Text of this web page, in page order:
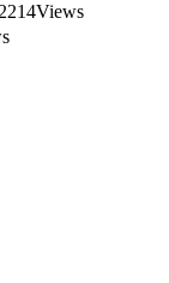
2214Views